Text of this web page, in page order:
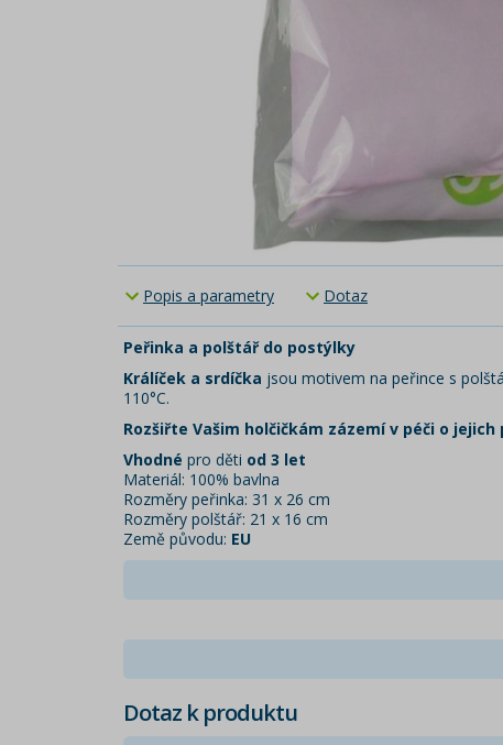
Popis a parametry Dotaz
Peřinka a polštář do postýlky
Králíček a srdíčka jsou motivem na peřince s
110°C.
Rozšiřte Vašim holčičkám zázemí v péči o jejich
Vhodné pro děti od 3 let
Materiál: 100% bavlna
Rozměry peřinka: 31 x 26 cm
Rozměry polštář: 21 x 16 cm
Země původu: EU
Dotaz k produktu